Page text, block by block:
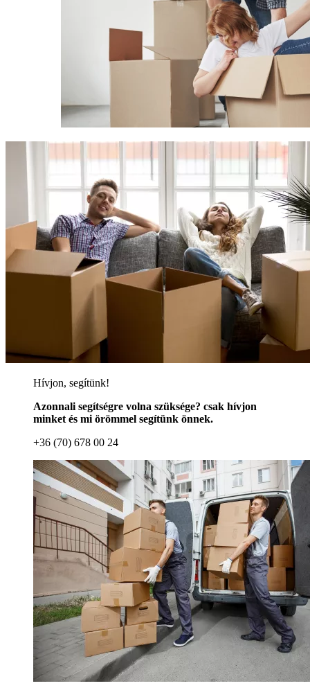
Hívjon, segítünk!
Azonnali segítségre volna szüksége? csak hívjon
minket és mi örömmel segítünk önnek.
+36 (70) 678 00 24